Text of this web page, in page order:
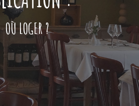
OÙ LOGER ?